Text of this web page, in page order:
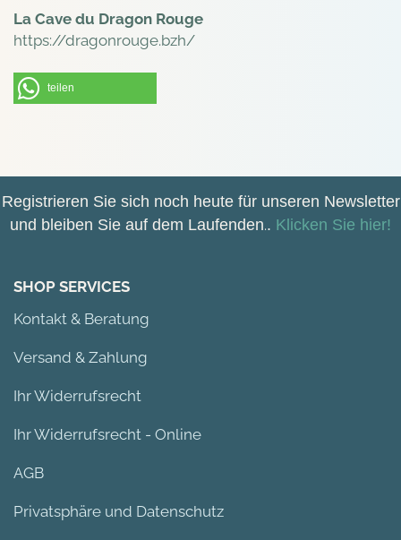
La Cave du Dragon Rouge
https://dragonrouge.bzh/
teilen
Registrieren Sie sich noch heute für unseren Newsletter
und bleiben Sie auf dem Laufenden.. Klicken Sie hier!
SHOP SERVICES
Kontakt & Beratung
Versand & Zahlung
Ihr Widerrufsrecht
Ihr Widerrufsrecht - Online
AGB
Privatsphäre und Datenschutz